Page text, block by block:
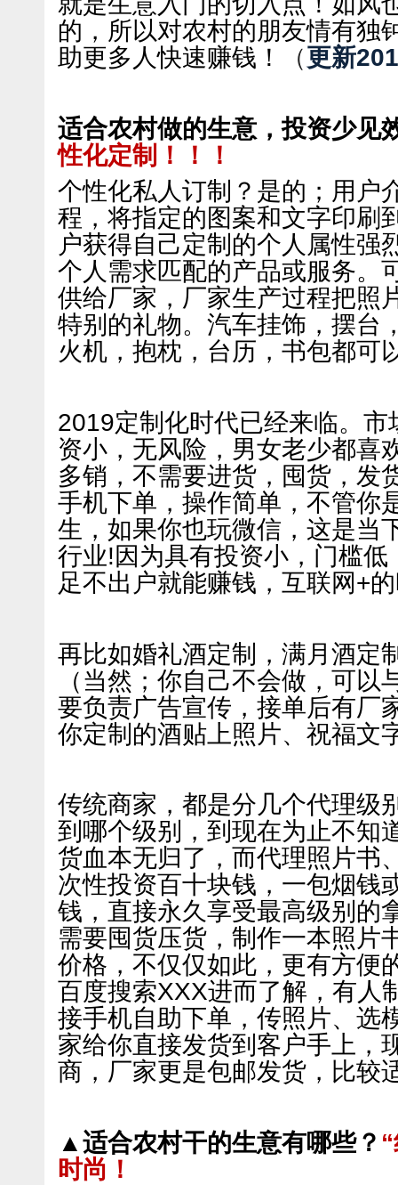
的，所以对农村的朋友情有独
助更多人快速赚钱！
（更新
适合农村做的生意，投资少见
性化定制！！！
个性化私人订制？是的；用户
程，将指定的图案和文字印刷
户获得自己定制的个人属性强
个人需求匹配的产品或服务。
供给厂家，厂家生产过程把照
特别的礼物。汽车挂饰，摆台
火机，抱枕，台历，书包都可
2019定制化时代已经来临。
资小，无风险，男女老少都喜
多销，不需要进货，囤货，发
手机下单，操作简单，不管你
生，如果你也玩微信，这是当
行业!因为具有投资小，门槛
足不出户就能赚钱，互联网+
再比如婚礼酒定制，满月酒定
（当然；你自己不会做，可以
要负责广告宣传，接单后有厂
你定制的酒贴上照片、祝福文
传统商家，都是分几个代理级
到哪个级别，到现在为止不知
货血本无归了，而代理照片书
次性投资百十块钱，一包烟钱
钱，直接永久享受最高级别的
需要囤货压货，制作一本照片
价格，不仅仅如此，更有方便
百度搜索XXX进而了解，有人
接手机自助下单，传照片、选
家给你直接发货到客户手上，
商，厂家更是包邮发货，比较
▲适合农村干的生意有哪些？
时尚！